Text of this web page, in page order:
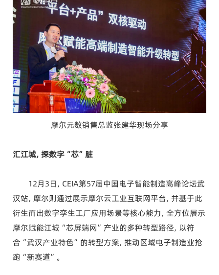
摩尔元数销售总监张建华现场分享
汇江城，探数字“芯”脏
12月3日，CEIA第57届中国电子智能制造高峰论坛武
汉站，摩尔则通过展示摩尔云工业互联网平台，并基于此
衍生而出数字孪生工厂应用场景等核心能力，全方位展示
摩尔赋能江城“芯屏端网”产业的多种转型路径，以符
合“武汉产业特色”的转型方案，推动区域电子制造业抢
跑“新赛道”。